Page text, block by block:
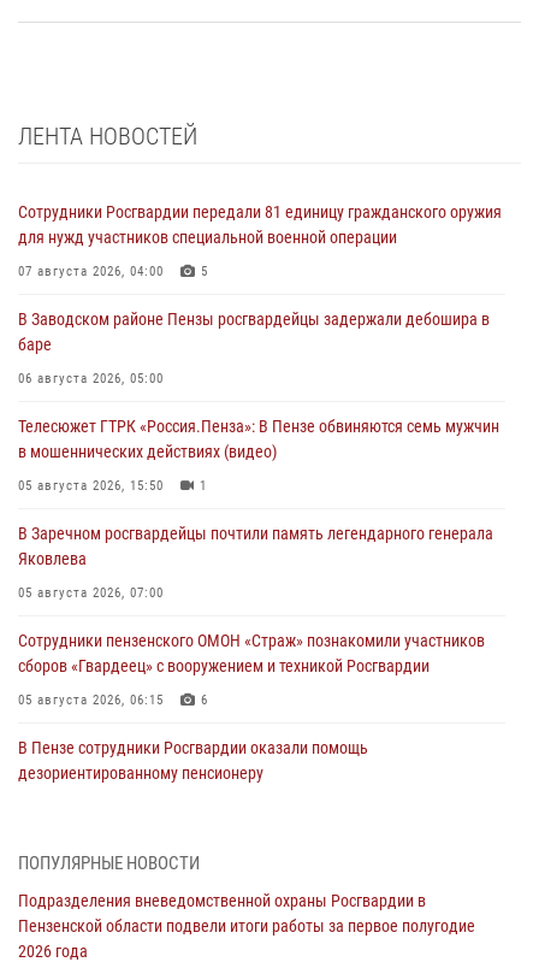
ЛЕНТА НОВОСТЕЙ
Сотрудники Росгвардии передали 81 единицу гражданского оружия
для нужд участников специальной военной операции
07 августа 2026, 04:00 5
В Заводском районе Пензы росгвардейцы задержали дебошира в
баре
06 августа 2026, 05:00
Телесюжет ГТРК «Россия.Пенза»: В Пензе обвиняются семь мужчин
в мошеннических действиях (видео)
05 августа 2026, 15:50 1
В Заречном росгвардейцы почтили память легендарного генерала
Яковлева
05 августа 2026, 07:00
Сотрудники пензенского ОМОН «Страж» познакомили участников
сборов «Гвардеец» с вооружением и техникой Росгвардии
05 августа 2026, 06:15 6
В Пензе сотрудники Росгвардии оказали помощь
дезориентированному пенсионеру
В Пензе при силовой поддержке Росгвардии пресечена
(видео)
ПОПУЛЯРНЫЕ НОВОСТИ
Подразделения вневедомственной охраны Росгвардии в
Пензенской области подвели итоги работы за первое полугодие
2026 года